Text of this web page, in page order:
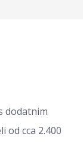
dodatnim
od cca 2.400